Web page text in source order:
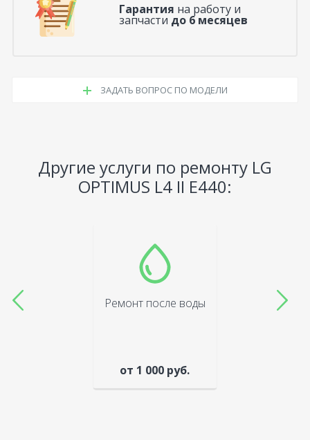
Гарантия на работу и
запчасти до 6 месяцев
ЗАДАТЬ ВОПРОС ПО МОДЕЛИ
Другие услуги по ремонту LG
OPTIMUS L4 II E440:
Ремонт после воды
от 1 000 руб.